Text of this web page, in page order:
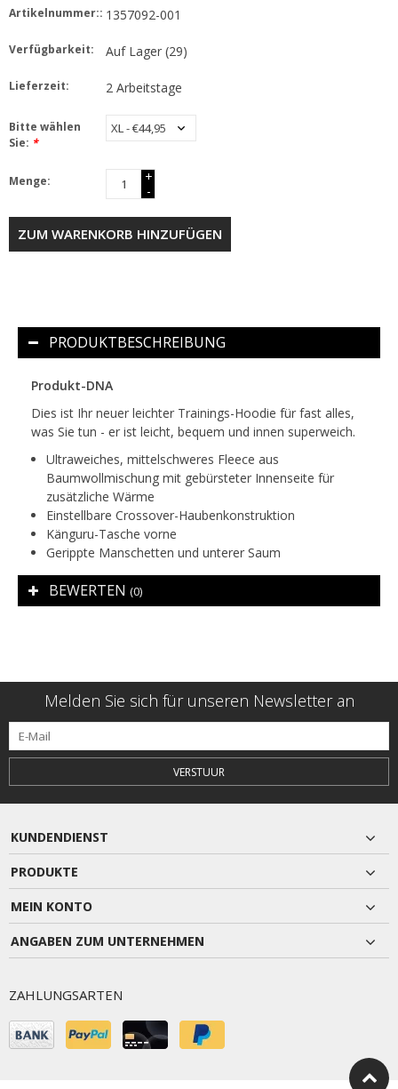
Artikelnummer:: 1357092-001
Verfügbarkeit: Auf Lager(29)
Lieferzeit: 2 Arbeitstage
Bitte wählen
Sie: *
Menge:
+
-
ZUM WARENKORB HINZUFÜGEN
PRODUKTBESCHREIBUNG
Produkt-DNA
Dies ist Ihr neuer leichter Trainings-Hoodie für fast alles,
was Sie tun - er ist leicht, bequem und innen superweich.
Ultraweiches, mittelschweres Fleece aus
Baumwollmischung mit gebürsteter Innenseite für
zusätzliche Wärme
Einstellbare Crossover-Haubenkonstruktion
Känguru-Tasche vorne
Gerippte Manschetten und unterer Saum
BEWERTEN (0)
Melden Sie sich für unseren Newsletter an
VERSTUUR
KUNDENDIENST
PRODUKTE
MEIN KONTO
ANGABEN ZUM UNTERNEHMEN
ZAHLUNGSARTEN